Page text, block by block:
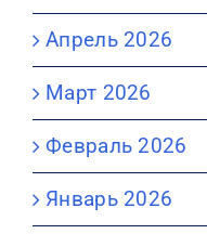
Апрель 2026
Март 2026
Февраль 2026
Январь 2026